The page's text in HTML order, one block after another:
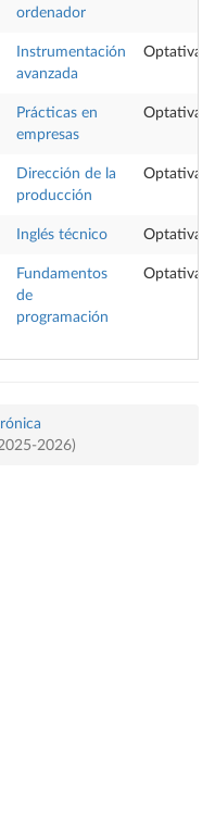
ordenador
Instrumentación
avanzada
Optativa
Prácticas en
empresas
Optativa
Dirección de la
producción
Optativa
Inglés técnico Optativa
Fundamentos
de
programación
Optativa
2026)